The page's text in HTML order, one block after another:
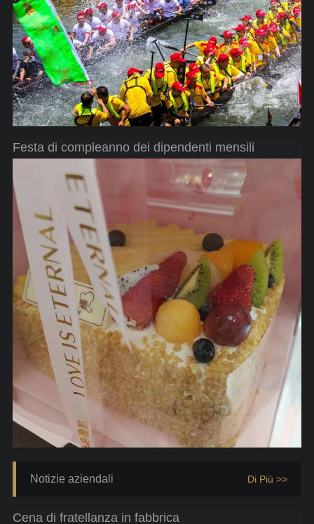
Festa di compleanno dei dipendenti mensili
Notizie aziendali Di Più >>
Cena di fratellanza in fabbrica